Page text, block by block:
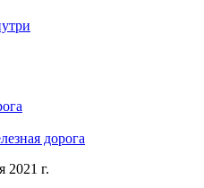
дорога
2021 г.